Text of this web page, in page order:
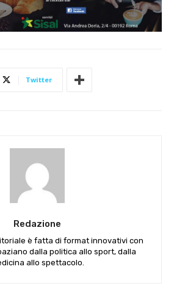
Twitter
Redazione
è fatta di format innovativi con
dalla politica allo sport, dalla
allo spettacolo.